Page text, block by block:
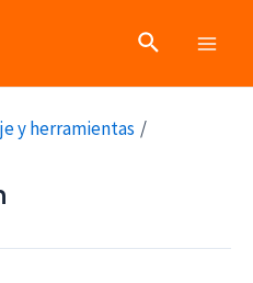
Buscar
y herramientas